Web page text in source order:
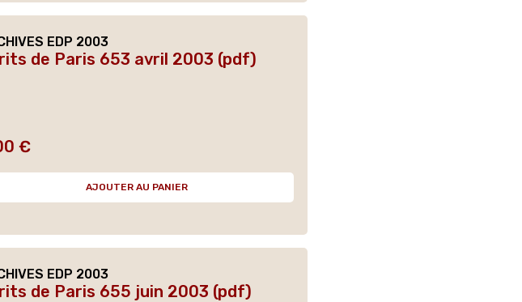
EDP 2003
de Paris 653 avril 2003 (pdf)
€
AJOUTER AU PANIER
EDP 2003
de Paris 655 juin 2003 (pdf)